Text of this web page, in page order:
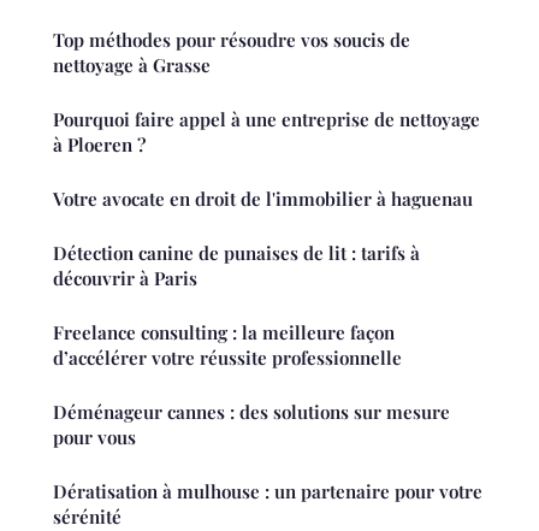
Top méthodes pour résoudre vos soucis de
nettoyage à Grasse
Pourquoi faire appel à une entreprise de nettoyage
à Ploeren ?
Votre avocate en droit de l'immobilier à haguenau
Détection canine de punaises de lit : tarifs à
découvrir à Paris
Freelance consulting : la meilleure façon
d’accélérer votre réussite professionnelle
Déménageur cannes : des solutions sur mesure
pour vous
Dératisation à mulhouse : un partenaire pour votre
sérénité